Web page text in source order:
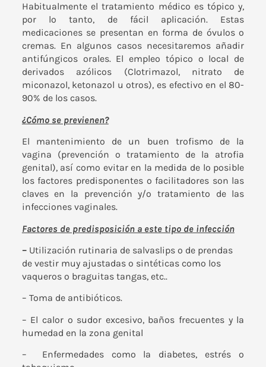
Habitualmente el tratamiento médico es tópico y,
por lo tanto, de fácil aplicación. Estas
medicaciones se presentan en forma de óvulos o
cremas. En algunos casos necesitaremos añadir
antifúngicos orales. El empleo tópico o local de
derivados azólicos (Clotrimazol, nitrato de
miconazol, ketonazol u otros), es efectivo en el 80-
90% de los casos.
¿Cómo se previenen?
El mantenimiento de un buen trofismo de la
vagina (prevención o tratamiento de la atrofia
genital), así como evitar en la medida de lo posible
los factores predisponentes o facilitadores son las
claves en la prevención y/o tratamiento de las
infecciones vaginales.
Factores de predisposición a este tipo de infección
– Utilización rutinaria de salvaslips o de prendas
de vestir muy ajustadas o sintéticas como los
vaqueros o braguitas tangas, etc..
– Toma de antibióticos.
– El calor o sudor excesivo, baños frecuentes y la
humedad en la zona genital
– Enfermedades como la diabetes, estrés o